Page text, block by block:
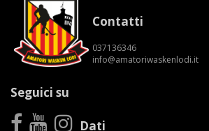
Contatti
037136346
info@amatoriwaskenlodi.it
Seguici su
Dati